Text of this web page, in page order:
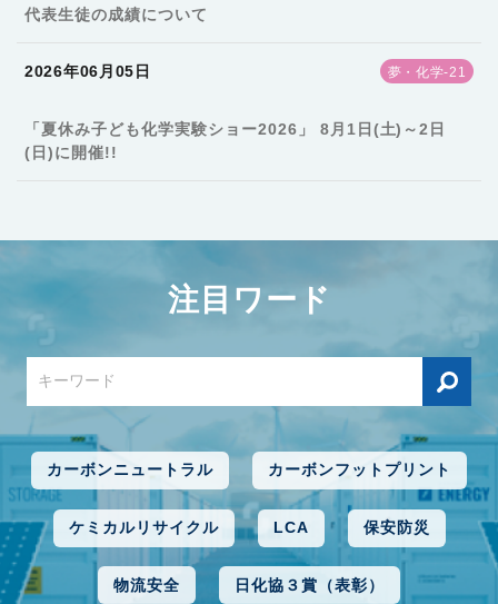
代表生徒の成績について
2026年06月05日 夢・化学-21
「夏休み子ども化学実験ショー2026」 8月1日(土)～2日
(日)に開催!!
注目ワード
カーボンニュートラル カーボンフットプリント
ケミカルリサイクル LCA 保安防災
物流安全 日化協３賞（表彰）